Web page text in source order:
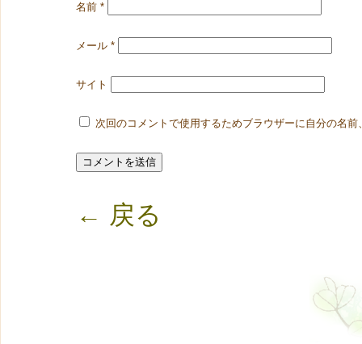
名前 *
メール *
サイト
次回のコメントで使用するためブラウザーに自分の名
← 戻る